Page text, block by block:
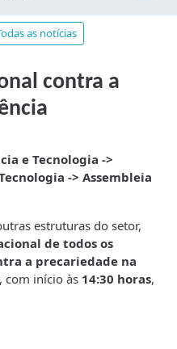
as notícias
contra a
e Tecnologia ->
-> Assembleia
estruturas do setor,
de todos os
a precariedade na
, com início às 14:30 horas,